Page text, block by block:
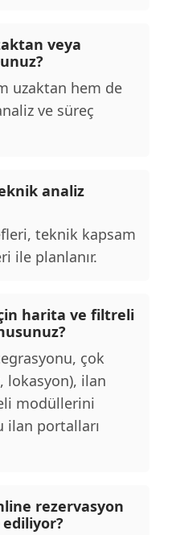
veya
uzaktan hem de
ve süreç
analiz
teknik kapsam
ile planlanır.
harita ve filtreli
çok
ilan
modüllerini
ilan portalları
rezervasyon